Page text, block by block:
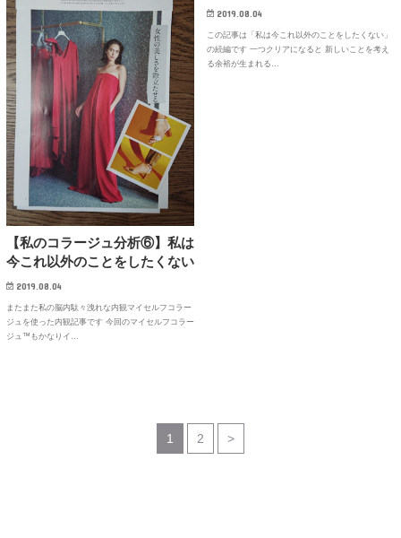
2019.08.04
この記事は「私は今これ以外のことをしたくない」
の続編です 一つクリアになると 新しいことを考え
る余裕が生まれる…
【私のコラージュ分析⑥】私は
今これ以外のことをしたくない
2019.08.04
またまた私の脳内駄々洩れな内観マイセルフコラー
ジュを使った内観記事です 今回のマイセルフコラー
ジュ™もかなりイ…
1 2 >